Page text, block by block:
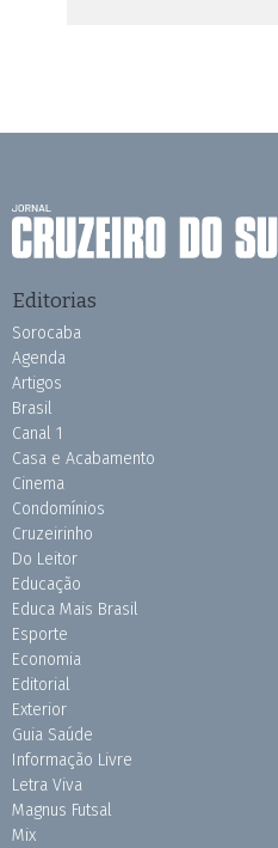
Editorias
Sorocaba
Agenda
Artigos
Brasil
Canal 1
Casa e Acabamento
Cinema
Condomínios
Cruzeirinho
Do Leitor
Educação
Educa Mais Brasil
Esporte
Economia
Editorial
Exterior
Guia Saúde
Informação Livre
Letra Viva
Magnus Futsal
Mix